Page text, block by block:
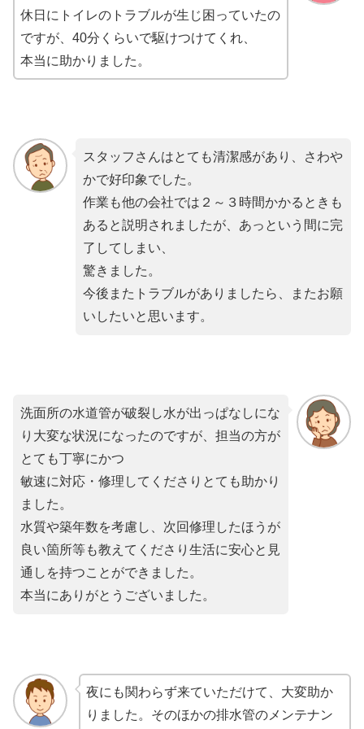
休日にトイレのトラブルが生じ困っていたの
ですが、40分くらいで駆けつけてくれ、
本当に助かりました。
スタッフさんはとても清潔感があり、さわや
かで好印象でした。
作業も他の会社では２～３時間かかるときも
あると説明されましたが、あっという間に完
了してしまい、
驚きました。
今後またトラブルがありましたら、またお願
いしたいと思います。
洗面所の水道管が破裂し水が出っぱなしにな
り大変な状況になったのですが、担当の方が
とても丁寧にかつ
敏速に対応・修理してくださりとても助かり
ました。
水質や築年数を考慮し、次回修理したほうが
良い箇所等も教えてくださり生活に安心と見
通しを持つことができました。
本当にありがとうございました。
夜にも関わらず来ていただけて、大変助か
りました。そのほかの排水管のメンテナン